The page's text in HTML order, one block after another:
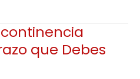
que Debes